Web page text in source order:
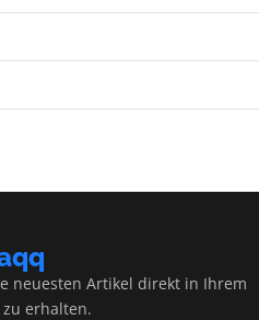
neuesten Artikel direkt in Ihrem
zu erhalten.